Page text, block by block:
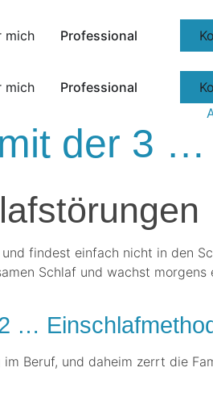
mich Professional
mich Professional
der 3
findest einfach nicht in den
Schlaf und wachst morgens
…
Beruf, und daheim zerrt die